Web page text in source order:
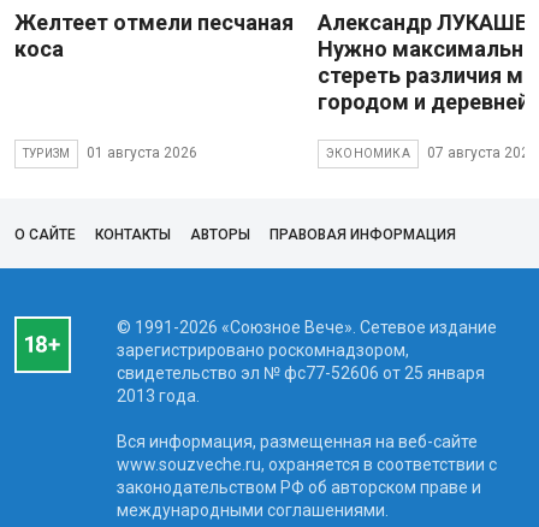
Желтеет отмели песчаная
коса
ТУРИЗМ 01 августа 2026
Александр
Нужно максимально
стереть различия
городом и деревней
ЭКОНОМИКА 07 августа 2026
О САЙТЕ КОНТАКТЫ АВТОРЫ ПРАВОВАЯ ИНФОРМАЦИЯ
© 1991-2026 «Союзное Вече». Сетевое издание
зарегистрировано роскомнадзором,
свидетельство эл № фc77-52606 от 25 января
2013 года.
Вся информация, размещенная на веб-сайте
www.souzveche.ru, охраняется в соответствии с
законодательством РФ об авторском праве и
международными соглашениями.